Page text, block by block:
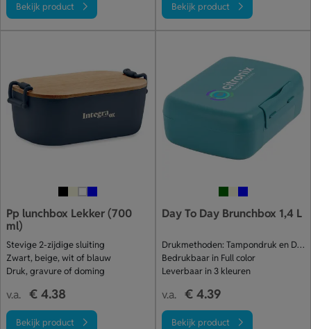
Bekijk product Bekijk product
Pp lunchbox Lekker (700
ml)
Stevige 2-zijdige sluiting
Zwart, beige, wit of blauw
Druk, gravure of doming
v.a. € 4.38
Bekijk product
Day To Day Brunchbox 1,4 L
Drukmethoden: Tampondruk en Digitale print
Bedrukbaar in Full color
Leverbaar in 3 kleuren
v.a. € 4.39
Bekijk product